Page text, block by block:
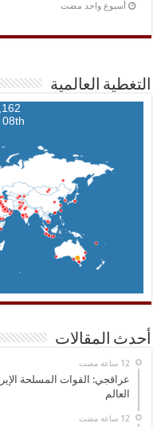
‏أسبوع واحد مضت
التغطية العالمية
أحدث المقالات
عراقجي: القوات المسلحة
العالم